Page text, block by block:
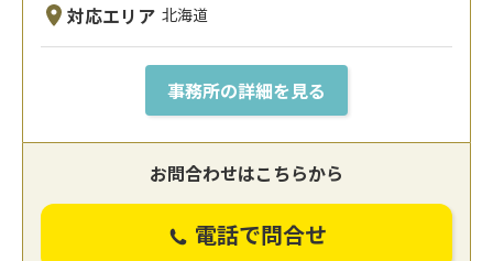
対応エリア 北海道
事務所の詳細を見る
お問合わせはこちらから
電話で問合せ